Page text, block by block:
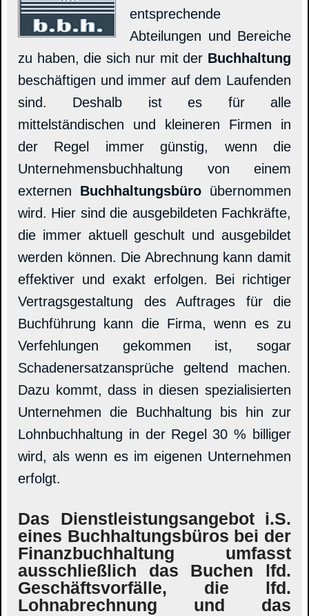
entsprechende
Abteilungen und Bereiche
zu haben, die sich nur mit der Buchhaltung
beschäftigen und immer auf dem Laufenden
sind. Deshalb ist es für alle
mittelständischen und kleineren Firmen in
der Regel immer günstig, wenn die
Unternehmensbuchhaltung von einem
externen Buchhaltungsbüro übernommen
wird. Hier sind die ausgebildeten Fachkräfte,
die immer aktuell geschult und ausgebildet
werden können. Die Abrechnung kann damit
effektiver und exakt erfolgen. Bei richtiger
Vertragsgestaltung des Auftrages für die
Buchführung kann die Firma, wenn es zu
Verfehlungen gekommen ist, sogar
Schadenersatzansprüche geltend machen.
Dazu kommt, dass in diesen spezialisierten
Unternehmen die Buchhaltung bis hin zur
Lohnbuchhaltung in der Regel 30 % billiger
wird, als wenn es im eigenen Unternehmen
erfolgt.
Das Dienstleistungsangebot i.S.
eines Buchhaltungsbüros bei der
Finanzbuchhaltung umfasst
ausschließlich das Buchen lfd.
Geschäftsvorfälle, die lfd.
Lohnabrechnung und das